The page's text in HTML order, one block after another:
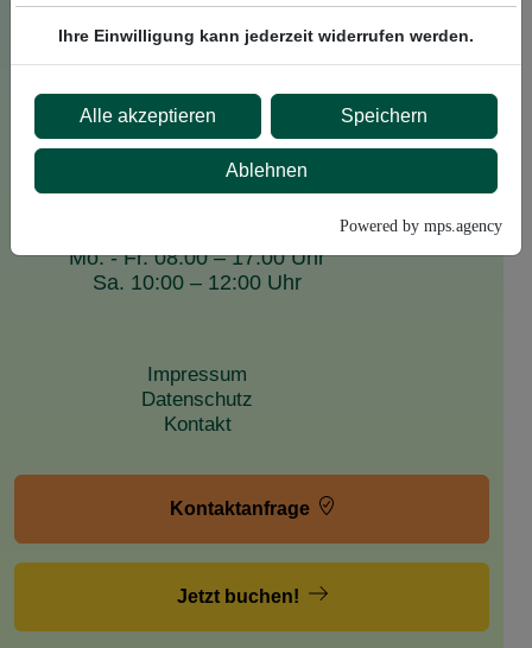
Erreichbar unter
+49 6841 - 36 25
Mo. - Fr. 08:00 – 17:00 Uhr
Sa. 10:00 – 12:00 Uhr
Impressum
Datenschutz
Kontakt
Kontaktanfrage
Jetzt buchen!
Ihre Einwilligung kann jederzeit widerrufen werden.
Alle akzeptieren Speichern
Ablehnen
Powered by mps.agency